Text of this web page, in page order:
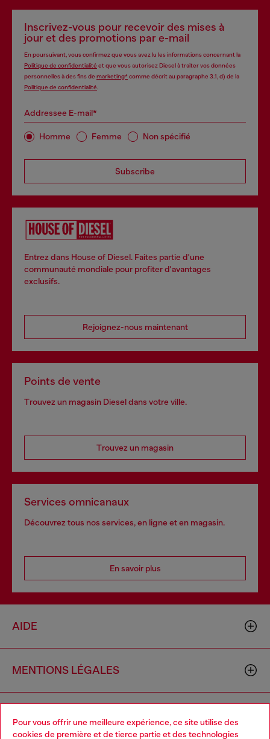
Pour vous offrir une meilleure expérience, ce site utilise des
cookies de première et de tierce partie et des technologies
Inscrivez-vous pour recevoir des mises à
jour et des promotions par e-mail
En poursuivant, vous confirmez que vous avez lu les informations concernant la
Politique de confidentialité et que vous autorisez Diesel à traiter vos données
personnelles à des fins de marketing*comme décrit au paragraphe 3.1, d) de la
Politique de confidentialité
Addressee E-mail*
Homme Femme Non spécifié
Subscribe
Entrez dans House of Diesel. Faites partie d'une
communauté mondiale pour profiter d'avantages
exclusifs.
Rejoignez-nous maintenant
Points de vente
Trouvez un magasin Diesel dans votre ville.
Trouvez un magasin
Services omnicanaux
Découvrez tous nos services, en ligne et en magasin.
En savoir plus
AIDE
MENTIONS LÉGALES